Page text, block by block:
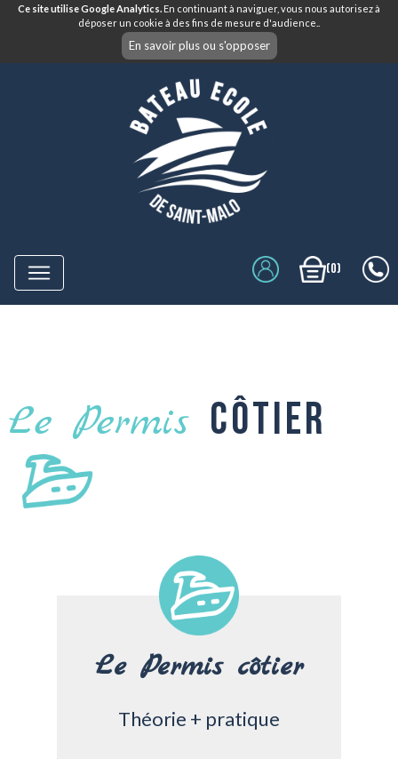
Ce site utilise Google Analytics. En continuant à naviguer, vous nous autorisez à
déposer un cookie à des fins de mesure d'audience..
En savoir plus ou s'opposer
(0)
Le Permis côtier
Le Permis côtier
Théorie + pratique